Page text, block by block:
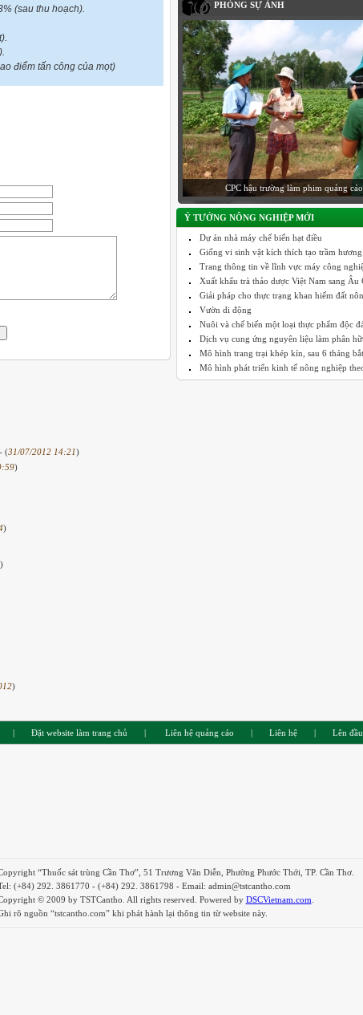
(sau thu hoạch).
điểm tấn công của mọt)
- (31/07/2012 14:21)
)
)
)
)
PHÓNG SỰ ẢNH
CPC hậu trường làm phim quảng cáo
Ý TƯỞNG NÔNG NGHIỆP MỚI
Dự án nhà máy chế biến hạt điều
Giống vi sinh vật kích thích tạo trầm hương
Trang thông tin về lĩnh vực máy công
Xuất khẩu trà thảo dược Việt Nam sang Âu
Giải pháp cho thực trạng khan hiếm đất
Vườn di động
Nuôi và chế biến một loại thực phẩm độc
Dịch vụ cung ứng nguyên liệu làm phân
Mô hình trang trại khép kín, sau 6 tháng bắt
Mô hình phát triển kinh tế nông nghiệp
| Đặt website làm trang chủ | Liên hệ quảng cáo | Liên hệ | Lên
“Thuốc sát trùng Cần Thơ”, 51 Trương Văn Diễn, Phường Phước Thới, TP. Cần Thơ.
(+84) 292. 3861770 - (+84) 292. 3861798 - Email: admin@tstcantho.com
© 2009 by TSTCantho. All rights reserved. Powered by DSCVietnam.com
rõ nguồn “tstcantho.com” khi phát hành lại thông tin từ website này.